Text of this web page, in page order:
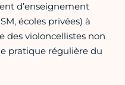
d’enseignement
écoles privées) à
des violoncellistes non
pratique régulière du